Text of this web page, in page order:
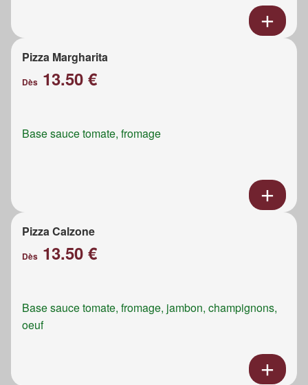
Pizza Margharita
Dès 13.50 €
Base sauce tomate, fromage
Pizza Calzone
Dès 13.50 €
Base sauce tomate, fromage, jambon, champignons,
oeuf